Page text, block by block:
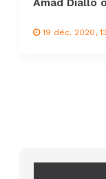
19 déc. 2020,